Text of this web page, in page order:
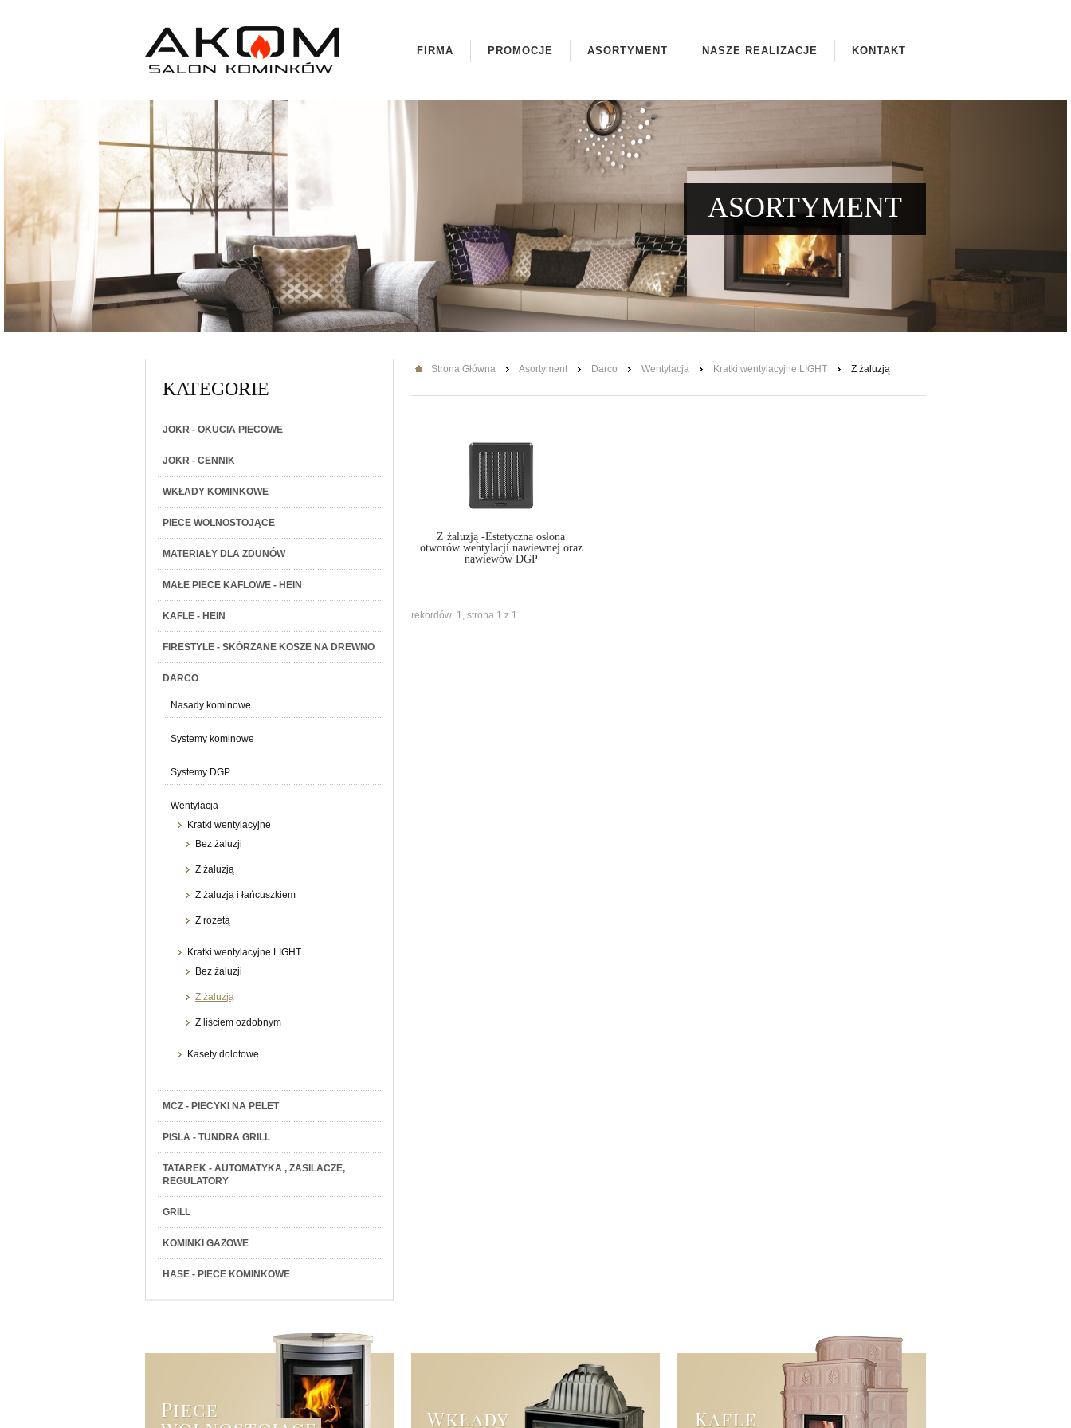
FIRMA PROMOCJE ASORTYMENT NASZE REALIZACJE KONTAKT
ASORTYMENT
KATEGORIE
JOKR - OKUCIA PIECOWE
JOKR - CENNIK
WKŁADY KOMINKOWE
PIECE WOLNOSTOJĄCE
MATERIAŁY DLA ZDUNÓW
MAŁE PIECE KAFLOWE - HEIN
KAFLE - HEIN
FIRESTYLE - SKÓRZANE KOSZE NA DREWNO
DARCO
Nasady kominowe
Systemy kominowe
Systemy DGP
Wentylacja
Kratki wentylacyjne
Bez żaluzji
Z żaluzją
Z żaluzją i łańcuszkiem
Z rozetą
Kratki wentylacyjne LIGHT
Bez żaluzji
Z żaluzją
Z liściem ozdobnym
Kasety dolotowe
MCZ - PIECYKI NA PELET
PISLA - TUNDRA GRILL
TATAREK - AUTOMATYKA , ZASILACZE,
REGULATORY
GRILL
KOMINKI GAZOWE
HASE - PIECE KOMINKOWE
Strona Główna Asortyment Darco Wentylacja Kratki wentylacyjne LIGHT Z żaluzją
Z żaluzją -Estetyczna osłona
otworów wentylacji nawiewnej oraz
nawiewów DGP
rekordów: 1, strona 1 z 1